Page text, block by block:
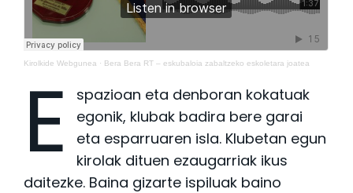
Kirolkide Webgunea · Bera Bera RT – eskubaloia zabaltzeko eskoletara joatea
E
spazioan eta denboran kokatuak
egonik, klubak badira bere garai
eta esparruaren isla. Klubetan egun
kirolak dituen ezaugarriak ikus
daitezke. Baina gizarte ispiluak baino